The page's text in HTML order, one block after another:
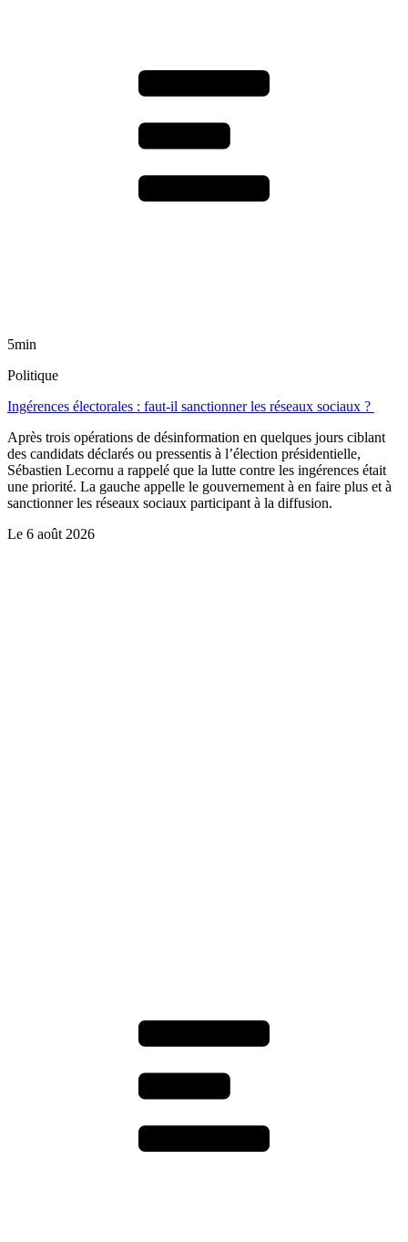
5min
Politique
Ingérences électorales : faut-il sanctionner les réseaux sociaux ?
Après trois opérations de désinformation en quelques jours ciblant
des candidats déclarés ou pressentis à l’élection présidentielle,
Sébastien Lecornu a rappelé que la lutte contre les ingérences était
une priorité. La gauche appelle le gouvernement à en faire plus et à
sanctionner les réseaux sociaux participant à la diffusion.
Le 6 août 2026